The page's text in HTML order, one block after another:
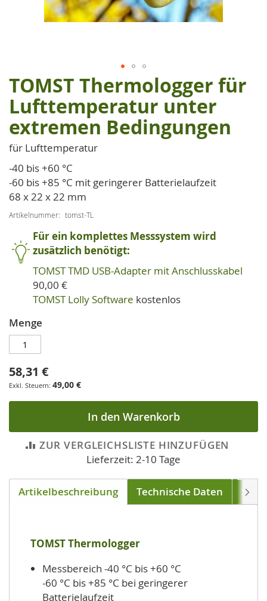
Zum
Anfang
der
Bildgalerie
springen
TOMST Thermologger für
Lufttemperatur unter
extremen Bedingungen
für Lufttemperatur
-40 bis +60 °C
-60 bis +85 °C mit geringerer Batterielaufzeit
68 x 22 x 22 mm
Artikelnummer tomst-TL
Für ein komplettes Messsystem wird
zusätzlich benötigt:
TOMST TMD USB-Adapter mit Anschlusskabel
90,00 €
TOMST Lolly Software kostenlos
Menge
58,31 €
49,00 €
In den Warenkorb
ZUR VERGLEICHSLISTE HINZUFÜGEN
Lieferzeit: 2-10 Tage
Artikelbeschreibung Technische Daten
TOMST Thermologger
Messbereich -40 °C bis +60 °C
-60 °C bis +85 °C bei geringerer
Batterielaufzeit